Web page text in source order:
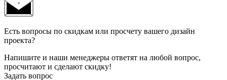
Есть вопросы по скидкам или просчету вашего дизайн
проекта?
Напишите и наши менеджеры ответят на любой вопрос,
просчитают и сделают скидку!
Задать вопрос